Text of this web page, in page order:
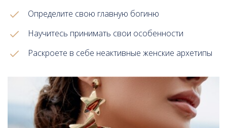
Определите свою главную богиню
Научитесь принимать свои особенности
Раскроете в себе неактивные женские архетипы